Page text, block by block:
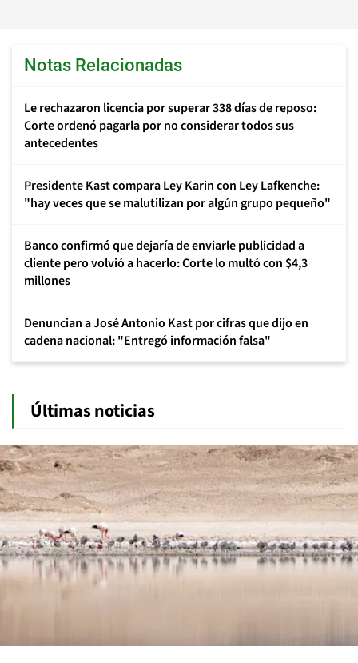
Notas Relacionadas
Le rechazaron licencia por superar 338 días de reposo:
Corte ordenó pagarla por no considerar todos sus
antecedentes
Presidente Kast compara Ley Karin con Ley Lafkenche:
"hay veces que se malutilizan por algún grupo pequeño"
Banco confirmó que dejaría de enviarle publicidad a
cliente pero volvió a hacerlo: Corte lo multó con $4,3
millones
Denuncian a José Antonio Kast por cifras que dijo en
cadena nacional: "Entregó información falsa"
Últimas noticias